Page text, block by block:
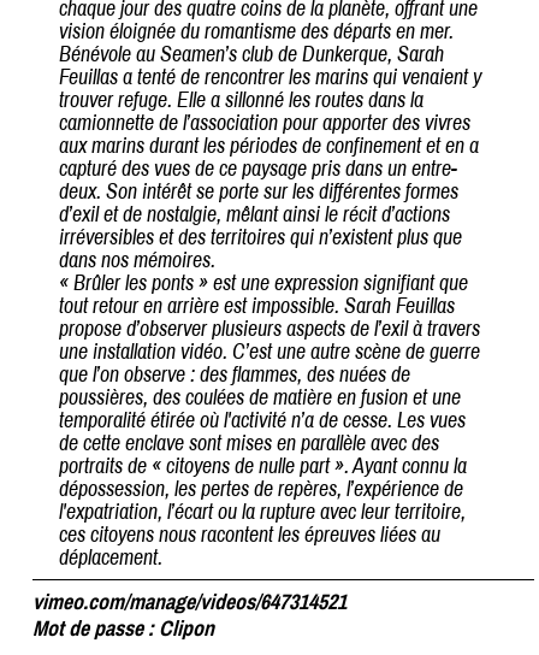
chaque jour des quatre coins de la planète, offrant une
vision éloignée du romantisme des départs en mer.
Bénévole au Seamen’s club de Dunkerque, Sarah
Feuillas a tenté de rencontrer les marins qui venaient y
trouver refuge. Elle a sillonné les routes dans la
camionnette de l’association pour apporter des vivres
aux marins durant les périodes de confinement et en a
capturé des vues de ce paysage pris dans un entre-
deux. Son intérêt se porte sur les différentes formes
d’exil et de nostalgie, mêlant ainsi le récit d’actions
irréversibles et des territoires qui n’existent plus que
dans nos mémoires.
« Brûler les ponts » est une expression signifiant que
tout retour en arrière est impossible. Sarah Feuillas
propose d’observer plusieurs aspects de l’exil à travers
une installation vidéo. C’est une autre scène de guerre
que l’on observe : des flammes, des nuées de
poussières, des coulées de matière en fusion et une
temporalité étirée où l'activité n’a de cesse. Les vues
de cette enclave sont mises en parallèle avec des
portraits de « citoyens de nulle part ». Ayant connu la
dépossession, les pertes de repères, l’expérience de
l'expatriation, l’écart ou la rupture avec leur territoire,
ces citoyens nous racontent les épreuves liées au
déplacement.
vimeo.com/manage/videos/647314521
Mot de passe : Clipon